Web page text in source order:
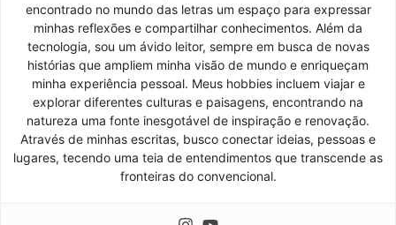
encontrado no mundo das letras um espaço para expressar
minhas reflexões e compartilhar conhecimentos. Além da
tecnologia, sou um ávido leitor, sempre em busca de novas
histórias que ampliem minha visão de mundo e enriqueçam
minha experiência pessoal. Meus hobbies incluem viajar e
explorar diferentes culturas e paisagens, encontrando na
natureza uma fonte inesgotável de inspiração e renovação.
Através de minhas escritas, busco conectar ideias, pessoas e
lugares, tecendo uma teia de entendimentos que transcende as
fronteiras do convencional.